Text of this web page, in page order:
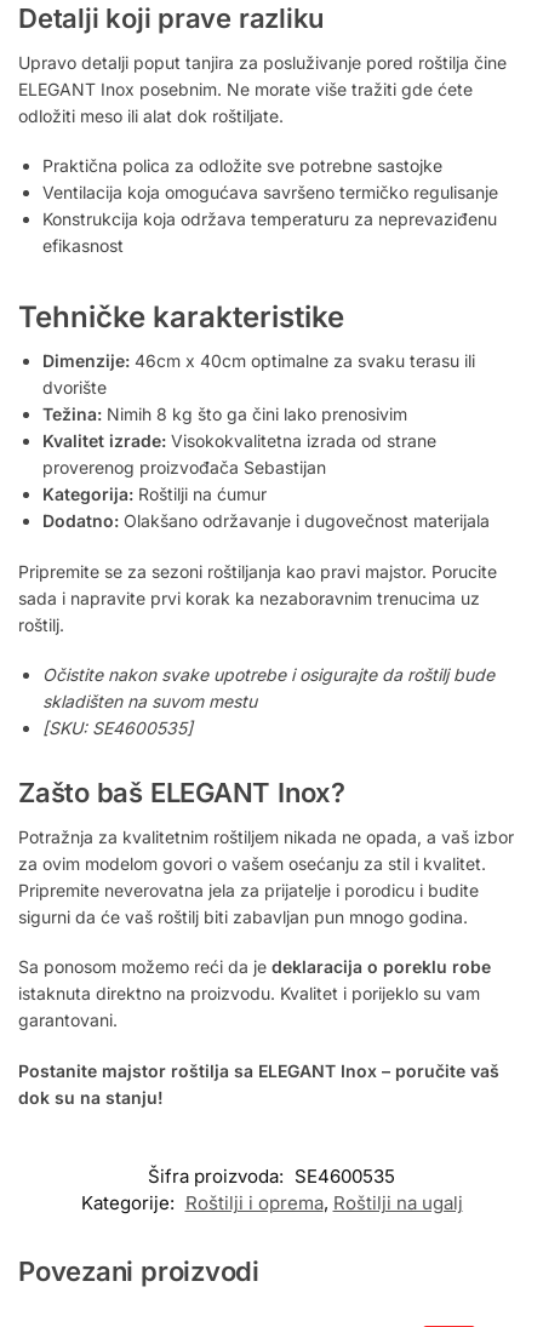
Detalji koji prave razliku
Upravo detalji poput tanjira za posluživanje pored roštilja čine
ELEGANT Inox posebnim. Ne morate više tražiti gde ćete
odložiti meso ili alat dok roštiljate.
Praktična polica za odložite sve potrebne sastojke
Ventilacija koja omogućava savršeno termičko regulisanje
Konstrukcija koja održava temperaturu za neprevaziđenu
efikasnost
Tehničke karakteristike
Dimenzije: 46cm x 40cm optimalne za svaku terasu ili
dvorište
Težina: Nimih 8 kg što ga čini lako prenosivim
Kvalitet izrade: Visokokvalitetna izrada od strane
proverenog proizvođača Sebastijan
Kategorija: Roštilji na ćumur
Dodatno: Olakšano održavanje i dugovečnost materijala
Pripremite se za sezoni roštiljanja kao pravi majstor. Porucite
sada i napravite prvi korak ka nezaboravnim trenucima uz
roštilj.
Očistite nakon svake upotrebe i osigurajte da roštilj bude
skladišten na suvom mestu
[SKU: SE4600535]
Zašto baš ELEGANT Inox?
Potražnja za kvalitetnim roštiljem nikada ne opada, a vaš izbor
za ovim modelom govori o vašem osećanju za stil i kvalitet.
Pripremite neverovatna jela za prijatelje i porodicu i budite
sigurni da će vaš roštilj biti zabavljan pun mnogo godina.
Sa ponosom možemo reći da je deklaracija o poreklu robe
istaknuta direktno na proizvodu. Kvalitet i porijeklo su vam
garantovani.
Postanite majstor roštilja sa ELEGANT Inox – poručite vaš
dok su na stanju!
Šifra proizvoda: SE4600535
Kategorije: Roštilji i oprema, Roštilji na ugalj
Povezani proizvodi